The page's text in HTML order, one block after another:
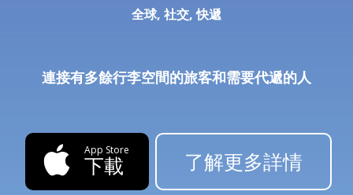
全球, 社交, 快遞
連接有多餘行李空間的旅客和需要代遞的人
App Store
下載 了解更多詳情